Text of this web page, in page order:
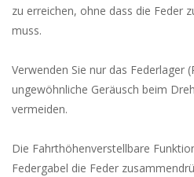
zu erreichen, ohne dass die Feder
muss.
Verwenden Sie nur das Federlager
ungewöhnliche Geräusch beim
vermeiden.
Die Fahrthöhenverstellbare
Federgabel die Feder